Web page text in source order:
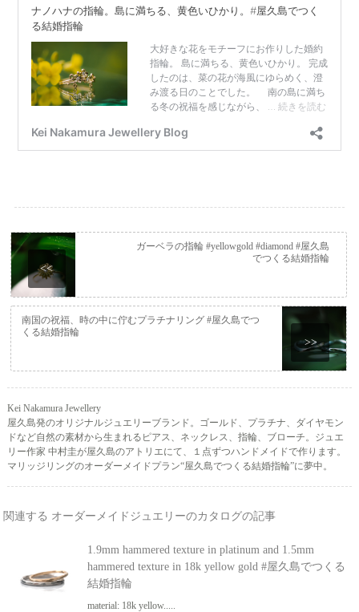
<<
ガーベラの指輪 #yellowgold #diamond #屋久島
でつくる結婚指輪
>>
南国の祝福、時の中に佇むプラチナリング #屋久島でつ
くる結婚指輪
Kei Nakamura Jewellery
屋久島発のオリジナルジュエリーブランド。ゴールド、プラチナ、ダイヤモン
ドなど自然の素材から生まれるピアス、ネックレス、指輪、ブローチ。ジュエ
リー作家 中村圭が屋久島のアトリエにて、１点ずつハンドメイドで作ります。
マリッジリングのオーダーメイドプラン“屋久島でつくる結婚指輪”に夢中。
関連する オーダーメイドジュエリーのカタログの記事
1.9mm hammered texture in platinum and 1.5mm
hammered texture in 18k yellow gold #屋久島でつくる
結婚指輪
material: 18k yellow.....